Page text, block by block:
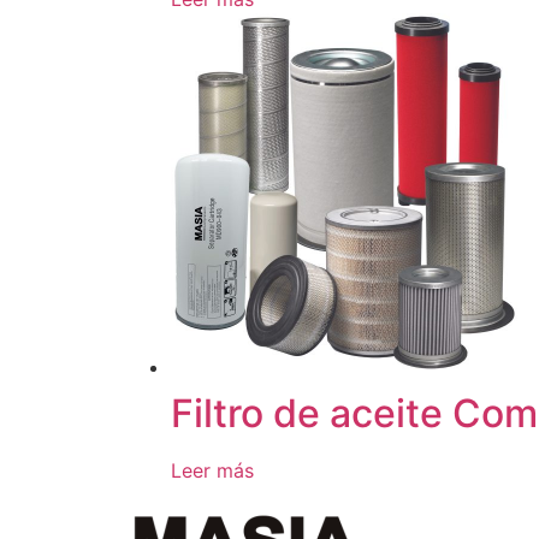
Filtro de aceite
Leer más